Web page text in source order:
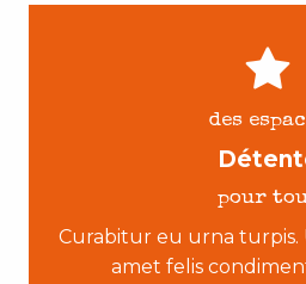
des
pour
Curabitur eu urna turpis.
amet felis